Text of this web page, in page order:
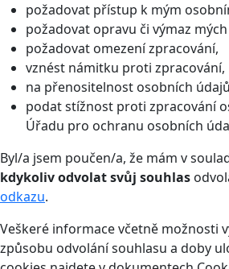
požadovat přístup k mým
požadovat opravu či výmaz
požadovat omezení zpracování,
vznést námitku proti zpracování,
na přenositelnost osobních
podat stížnost proti zpracování
Úřadu pro ochranu osobních
Byl/a jsem poučen/a, že mám v
kdykoliv odvolat svůj souhlas
odkazu.
Veškeré informace včetně možnosti
způsobu odvolání souhlasu a doby